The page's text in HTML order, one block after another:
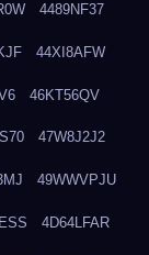
4489NF37
44XI8AFW
46KT56QV
47W8J2J2
49WWVPJU
4D64LFAR